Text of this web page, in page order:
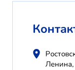
Ленина,